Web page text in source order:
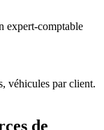
expert-comptable
véhicules par client.
de